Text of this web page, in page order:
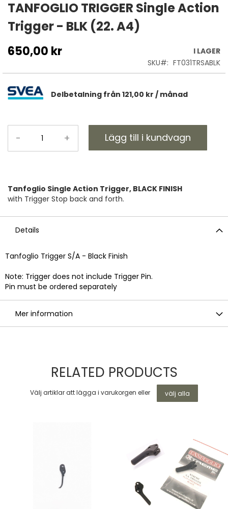
till
början
av
bildgalleriet
TANFOGLIO TRIGGER Single Action
Trigger - BLK (22. A4)
650,00 kr
I LAGER
SKU
FT031TRSABLK
Delbetalning från 121,00 kr / månad
- + Lägg till i kundvagn
Tanfoglio Single Action Trigger, BLACK FINISH
with Trigger Stop back and forth.
Details
Tanfoglio Trigger S/A - Black Finish
Note: Trigger does not include Trigger Pin.
Pin must be ordered separately
Mer information
RELATED PRODUCTS
Välj artiklar att lägga i varukorgen eller välj alla